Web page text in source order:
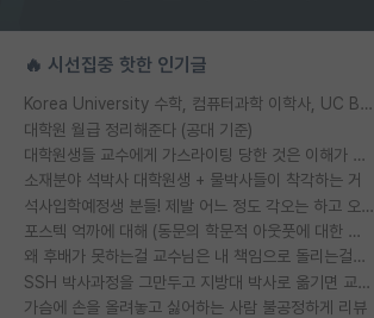
🔥 시선집중 핫한 인기글
Korea University 수학, 컴퓨터과학 이학사, UC Berkeley 산업공학 대학원 공학박사가 되는 것은 쉽지 않겠죠?
대학원 월급 정리해준다 (공대 기준)
대학원생들 교수에게 가스라이팅 당한 것은 이해가 갑니다. 안타깝네요.
소재분야 석박사 대학원생 + 물박사들이 착각하는 거
석사입학예정생 분들! 제발 어느 정도 각오는 하고 오세요.
포스텍 억까에 대해 (동문의 학문적 아웃풋에 대한 반박)
왜 후배가 못하는걸 교수님은 내 책임으로 돌리는걸까요?
SSH 박사과정을 그만두고 지방대 박사로 옮기면 교수의 꿈은 끝일까요?
가슴에 손을 올려놓고 싫어하는 사람 불공정하게 리뷰